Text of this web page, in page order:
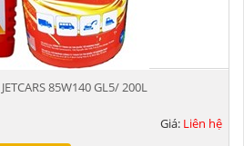
85W140 GL5/ 200L
Giá: Liên hệ